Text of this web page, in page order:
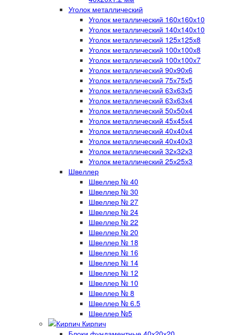
Уголок металлический
Уголок металлический 160х160х10
Уголок металлический 140х140х10
Уголок металлический 125х125х8
Уголок металлический 100х100х8
Уголок металлический 100х100х7
Уголок металлический 90х90х6
Уголок металлический 75х75х5
Уголок металлический 63х63х5
Уголок металлический 63х63х4
Уголок металлический 50х50х4
Уголок металлический 45х45х4
Уголок металлический 40х40х4
Уголок металлический 40х40х3
Уголок металлический 32х32х3
Уголок металлический 25х25х3
Швеллер
Швеллер № 40
Швеллер № 30
Швеллер № 27
Швеллер № 24
Швеллер № 22
Швеллер № 20
Швеллер № 18
Швеллер № 16
Швеллер № 14
Швеллер № 12
Швеллер № 10
Швеллер № 8
Швеллер № 6.5
Швеллер №5
Кирпич